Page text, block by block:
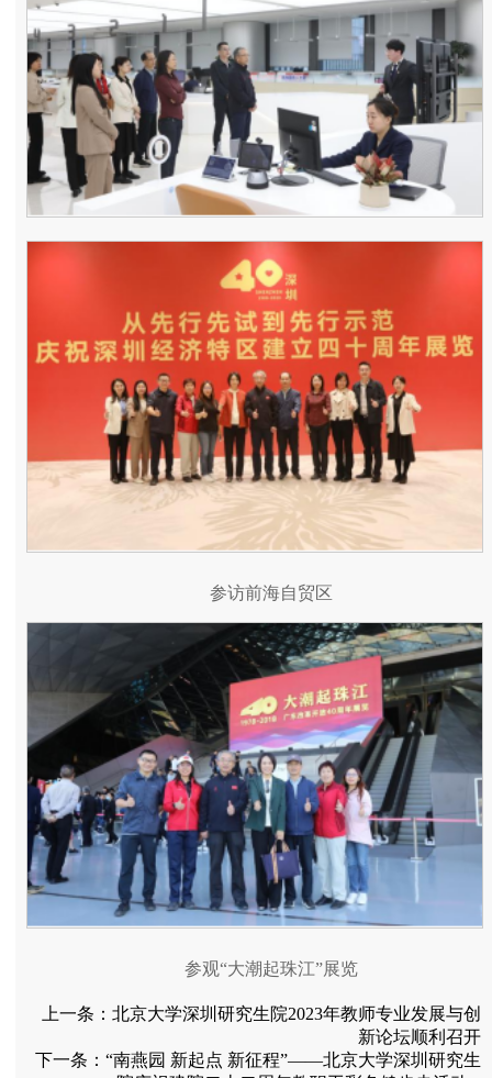
参访前海自贸区
参观“大潮起珠江”展览
上一条： 北京大学深圳研究生院2023年教师专业发展与创
新论坛顺利召开
下一条： “南燕园 新起点 新征程”——北京大学深圳研究生